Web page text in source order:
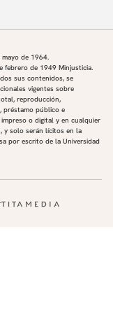
de 1964.
febrero de 1949 Minjusticia.
sus contenidos, se
vigentes sobre
reproducción,
préstamo público e
o digital y en cualquier
y solo serán lícitos en la
por escrito de la Universidad